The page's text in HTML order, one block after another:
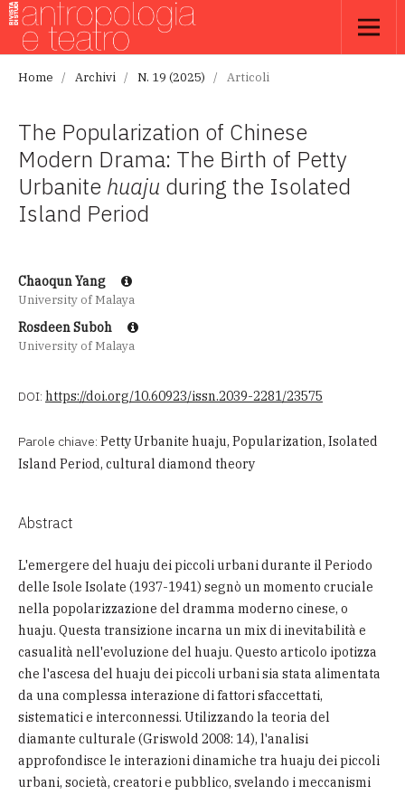
Home / Archivi / N. 19 (2025) / Articoli
The Popularization of Chinese
Modern Drama: The Birth of Petty
Urbanite huaju during the Isolated
Island Period
Chaoqun Yang
University of Malaya
Rosdeen Suboh
University of Malaya
DOI: https://doi.org/10.60923/issn.2039-2281/23575
Parole chiave: Petty Urbanite huaju, Popularization, Isolated
Island Period, cultural diamond theory
Abstract
L'emergere del huaju dei piccoli urbani durante il Periodo
delle Isole Isolate (1937-1941) segnò un momento cruciale
nella popolarizzazione del dramma moderno cinese, o
huaju. Questa transizione incarna un mix di inevitabilità e
casualità nell'evoluzione del huaju. Questo articolo ipotizza
che l'ascesa del huaju dei piccoli urbani sia stata alimentata
da una complessa interazione di fattori sfaccettati,
sistematici e interconnessi. Utilizzando la teoria del
diamante culturale (Griswold 2008: 14), l'analisi
approfondisce le interazioni dinamiche tra huaju dei piccoli
urbani, società, creatori e pubblico, svelando i meccanismi